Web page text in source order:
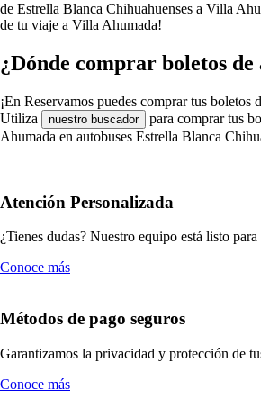
de Estrella Blanca Chihuahuenses a Villa
de tu viaje a Villa Ahumada!
¿Dónde comprar boletos
¡En Reservamos puedes comprar tus
Utiliza
nuestro buscador
para comprar tus
Ahumada en autobuses Estrella Blanca
Atención Personalizada
¿Tienes dudas? Nuestro equipo está listo para
Conoce más
Métodos de pago seguros
Garantizamos la privacidad y protección de
Conoce más